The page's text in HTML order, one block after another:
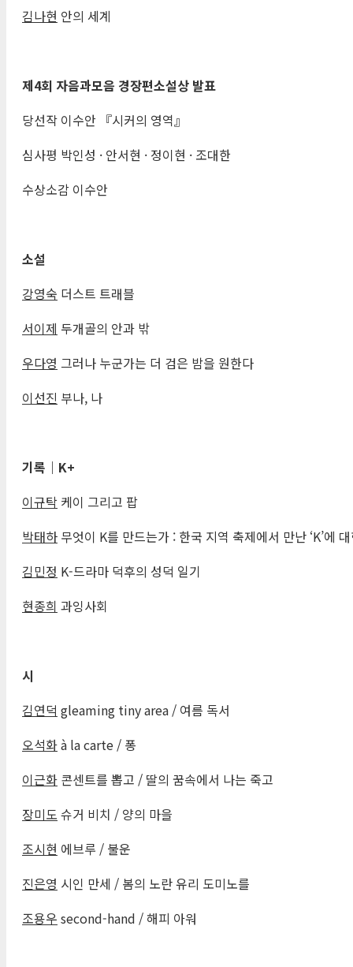
김나현 안의 세계
제4회 자음과모음 경장편소설상 발표
당선작 이수안 『시커의 영역』
심사평 박인성 · 안서현 · 정이현 · 조대한
수상소감 이수안
소설
강영숙 더스트 트래블
서이제 두개골의 안과 밖
우다영 그러나 누군가는 더 검은 밤을 원한다
이선진 부나, 나
기록 ｜ K+
이규탁 케이 그리고 팝
박태하 무엇이 K를 만드는가 : 한국 지역 축제에서 만난 ‘K’에
김민정 K-드라마 덕후의 성덕 일기
현종희 과잉사회
시
김연덕 gleaming tiny area / 여름 독서
오석화à la carte / 퐁
이근화 콘센트를 뽑고 / 딸의 꿈속에서 나는 죽고
장미도 슈거 비치 / 양의 마을
조시현 에브루 / 불운
진은영 시인 만세 / 봄의 노란 유리 도미노를
조용우 second-hand / 해피 아워